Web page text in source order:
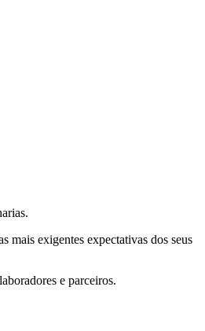
mais exigentes expectativas dos seus
e parceiros.